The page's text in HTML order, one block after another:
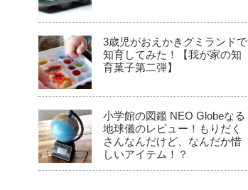
3歳児がおえかきグミランドで
知育してみた！【我が家の知
育菓子第二弾】
小学館の図鑑 NEO Globeなる
地球儀のレビュー！もりだく
さんなんだけど、なんだか惜
しいアイテム！？